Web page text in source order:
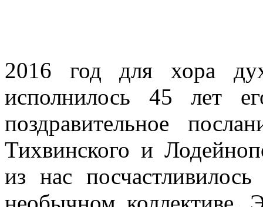
2016 год для хора
исполнилось 45 лет
поздравительное
Тихвинского и
из нас